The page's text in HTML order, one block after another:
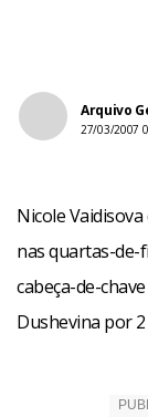
Arquivo
27/03/2007
Nicole
nas quartas-de-
cabeça-de-
Dushevina por 2